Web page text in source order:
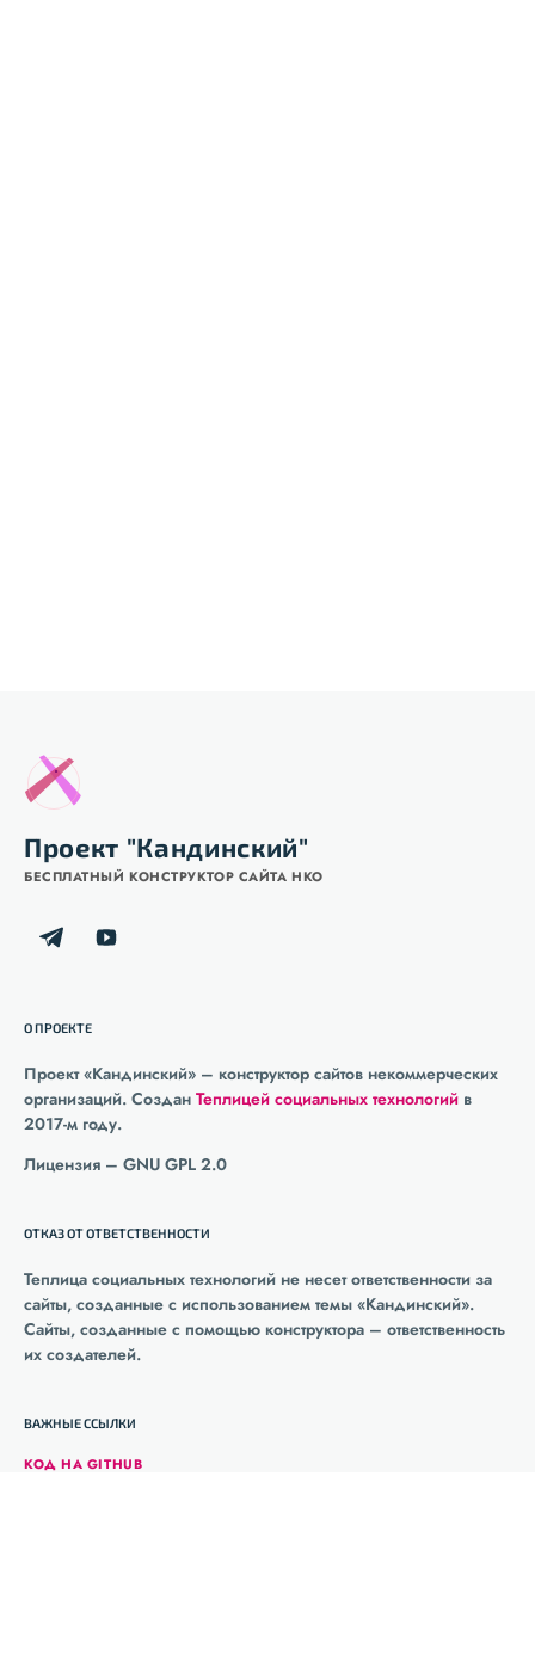
Проект "Кандинский"
БЕСПЛАТНЫЙ КОНСТРУКТОР САЙТА НКО
О ПРОЕКТЕ
Проект «Кандинский» – конструктор сайтов некоммерческих
организаций. Создан Теплицей социальных технологий в
2017-м году.
Лицензия – GNU GPL 2.0
ВАЖНЫЕ ССЫЛКИ
КОД НА GITHUB
ОТКАЗ ОТ ОТВЕТСТВЕННОСТИ
Теплица социальных технологий не несет ответственности за
сайты, созданные с использованием темы «Кандинский».
Сайты, созданные с помощью конструктора – ответственность
их создателей.